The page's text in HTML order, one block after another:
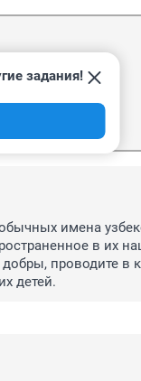
задания!
имена
в их
проводите в
детей.